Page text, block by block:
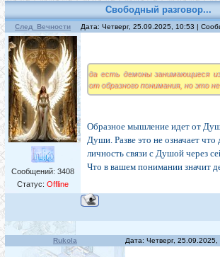
Свободный разговор...
След_Вечности Дата: Четверг, 25.09.2025, 10:53 |
Сообщений: 3408
Статус: Offline
да есть демоны занимающиеся
от образного понимания, но это
Образное мышление идет от
Души. Разве это не означает
личность связи с Душой через
Что в вашем понимании значит
Rukola Дата: Четверг,